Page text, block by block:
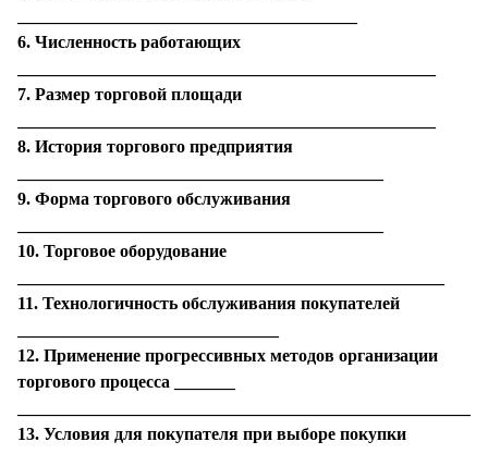
6. Численность работающих
7. Размер торговой площади
8. История торгового предприятия
9. Форма торгового обслуживания
10. Торговое оборудование
11. Технологичность обслуживания покупателей
12. Применение прогрессивных методов организации
торгового процесса _______
13. Условия для покупателя при выборе покупки